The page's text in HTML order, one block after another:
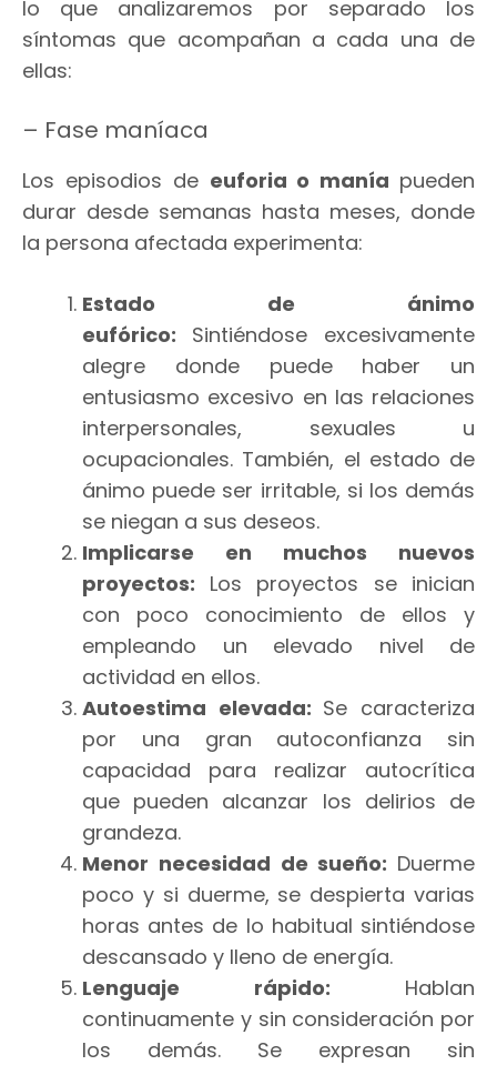
lo que analizaremos por separado los
síntomas que acompañan a cada una de
ellas:
– Fase maníaca
Los episodios de euforia o manía pueden
durar desde semanas hasta meses, donde
la persona afectada experimenta:
Estado de ánimo
eufórico: Sintiéndose excesivamente
alegre donde puede haber un
entusiasmo excesivo en las relaciones
interpersonales, sexuales u
ocupacionales. También, el estado de
ánimo puede ser irritable, si los demás
se niegan a sus deseos.
Implicarse en muchos nuevos
proyectos: Los proyectos se inician
con poco conocimiento de ellos y
empleando un elevado nivel de
actividad en ellos.
Autoestima elevada: Se caracteriza
por una gran autoconfianza sin
capacidad para realizar autocrítica
que pueden alcanzar los delirios de
grandeza.
Menor necesidad de sueño: Duerme
poco y si duerme, se despierta varias
horas antes de lo habitual sintiéndose
descansado y lleno de energía.
Lenguaje rápido: Hablan
continuamente y sin consideración por
los demás. Se expresan sin